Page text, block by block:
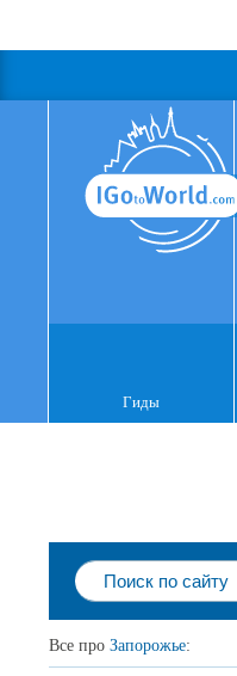
Гиды
Все про Запорожье: